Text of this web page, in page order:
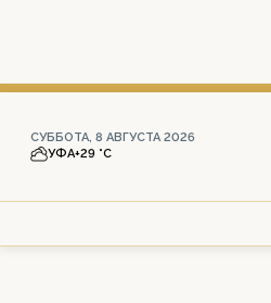
СУББОТА, 8 АВГУСТА 2026
УФА+29 °С